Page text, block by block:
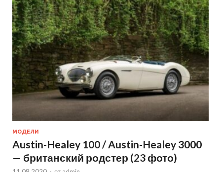
МОДЕЛИ
Austin-Healey 100 / Austin-Healey 3000
— британский родстер (23 фото)